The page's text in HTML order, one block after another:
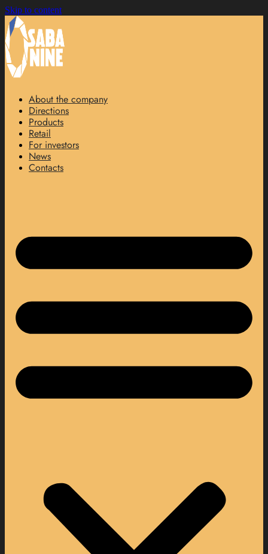
Skip to content
About the company
Directions
Products
Retail
For investors
News
Contacts